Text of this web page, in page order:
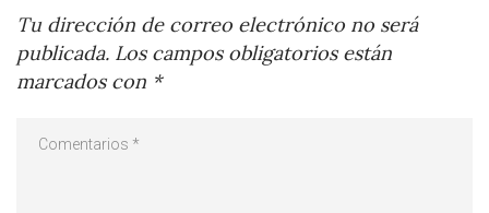
Tu dirección de correo electrónico no será
publicada. Los campos obligatorios están
marcados con *